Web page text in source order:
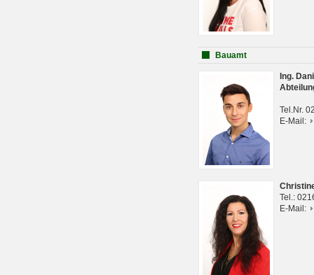
Bauamt
Ing.
Tel.Nr.
E-Mail:
Tel.:
E-Mail: